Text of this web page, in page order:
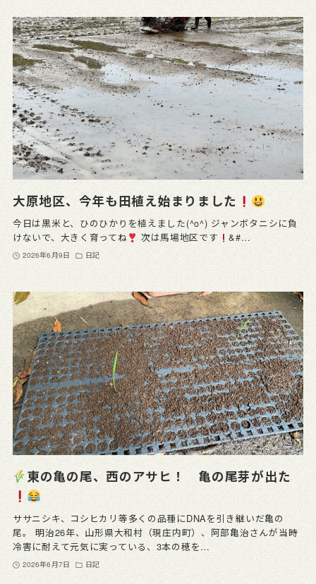
大原地区、今年も田植え始まりました
今日は黒米と、ひのひかりを植えました(^o^) ジャンボタニシに負
けないで、大きく育ってね
次は馬場地区です &#…
2026年6月9日 日記
東の亀の尾、西のアサヒ！ 亀の尾芽が出た
ササニシキ、コシヒカリ等多くの品種にDNAを引き継いだ亀の
尾。 明治26年、山形県大和村（現庄内町）、阿部亀治さんが当時
冷害に耐えて元気に実っている、3本の穂を…
2026年6月7日 日記